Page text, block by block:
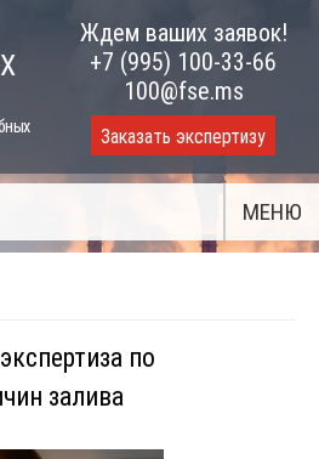
Ждем ваших заявок!
+7 (995) 100-33-66
100@fse.ms
Заказать экспертизу
МЕНЮ
по
залива